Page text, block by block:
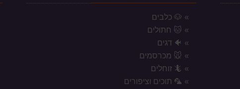
🐶 כלבים
🐱 חתולים
🐠 דגים
🐭 מכרסמים
🦎 זוחלים
🦜 תוכים וציפורים